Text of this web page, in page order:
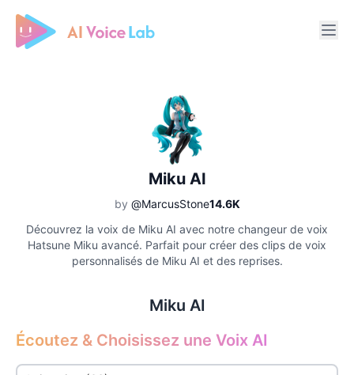
Free AI Cover & AI Voice Over
Miku AI
by @MarcusStone14.6K
Découvrez la voix de Miku AI avec notre changeur de voix
Hatsune Miku avancé. Parfait pour créer des clips de voix
personnalisés de Miku AI et des reprises.
Miku AI
Écoutez & Choisissez une Voix AI